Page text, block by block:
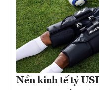
Nền kinh tế tỷ